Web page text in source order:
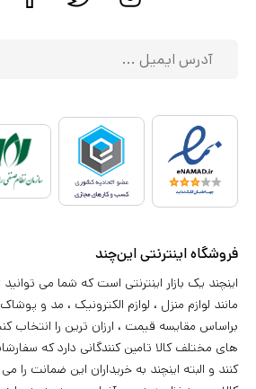
فروشگاه اینترنتی این‌چند
اینچند یک بازار اینترنتی است که شما می
مانند لوازم منزل ، لوازم الکترونیک ، مد و
براساس مقایسه قیمت ، ارزان ترین را انتخاب
های مختلف کالا تامین کنندگانی دارد که
کنند و البته اینچند به خریداران این ضمانت